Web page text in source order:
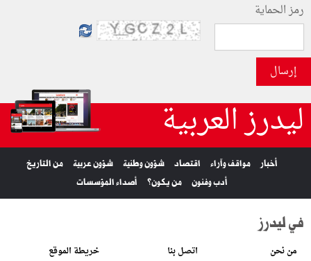
رمز الحماية
إرسال
ليدرز العربية
أخبار مواقف وآراء اقتصاد شؤون وطنية شؤون عربية
من التاريخ
أدب وفنون
من يكون؟ أصداء المؤسسات
في ليدرز
من نحن اتصل بنا خريطة الموقع